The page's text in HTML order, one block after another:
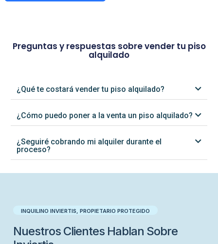
Preguntas y respuestas sobre vender tu piso
alquilado
¿Qué te costará vender tu piso alquilado?
¿Cómo puedo poner a la venta un piso alquilado?
¿Seguiré cobrando mi alquiler durante el
proceso?
INQUILINO INVIERTIS, PROPIETARIO PROTEGIDO​
Nuestros Clientes Hablan Sobre